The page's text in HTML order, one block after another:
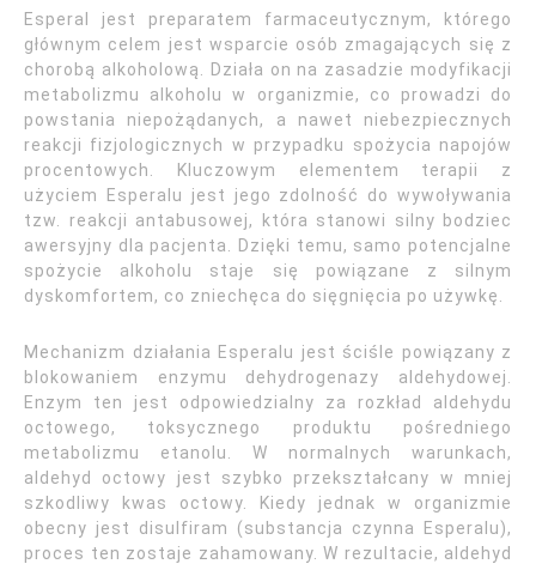
Esperal jest preparatem farmaceutycznym, którego
głównym celem jest wsparcie osób zmagających się z
chorobą alkoholową. Działa on na zasadzie modyfikacji
metabolizmu alkoholu w organizmie, co prowadzi do
powstania niepożądanych, a nawet niebezpiecznych
reakcji fizjologicznych w przypadku spożycia napojów
procentowych. Kluczowym elementem terapii z
użyciem Esperalu jest jego zdolność do wywoływania
tzw. reakcji antabusowej, która stanowi silny bodziec
awersyjny dla pacjenta. Dzięki temu, samo potencjalne
spożycie alkoholu staje się powiązane z silnym
dyskomfortem, co zniechęca do sięgnięcia po używkę.
Mechanizm działania Esperalu jest ściśle powiązany z
blokowaniem enzymu dehydrogenazy aldehydowej.
Enzym ten jest odpowiedzialny za rozkład aldehydu
octowego, toksycznego produktu pośredniego
metabolizmu etanolu. W normalnych warunkach,
aldehyd octowy jest szybko przekształcany w mniej
szkodliwy kwas octowy. Kiedy jednak w organizmie
obecny jest disulfiram (substancja czynna Esperalu),
proces ten zostaje zahamowany. W rezultacie, aldehyd